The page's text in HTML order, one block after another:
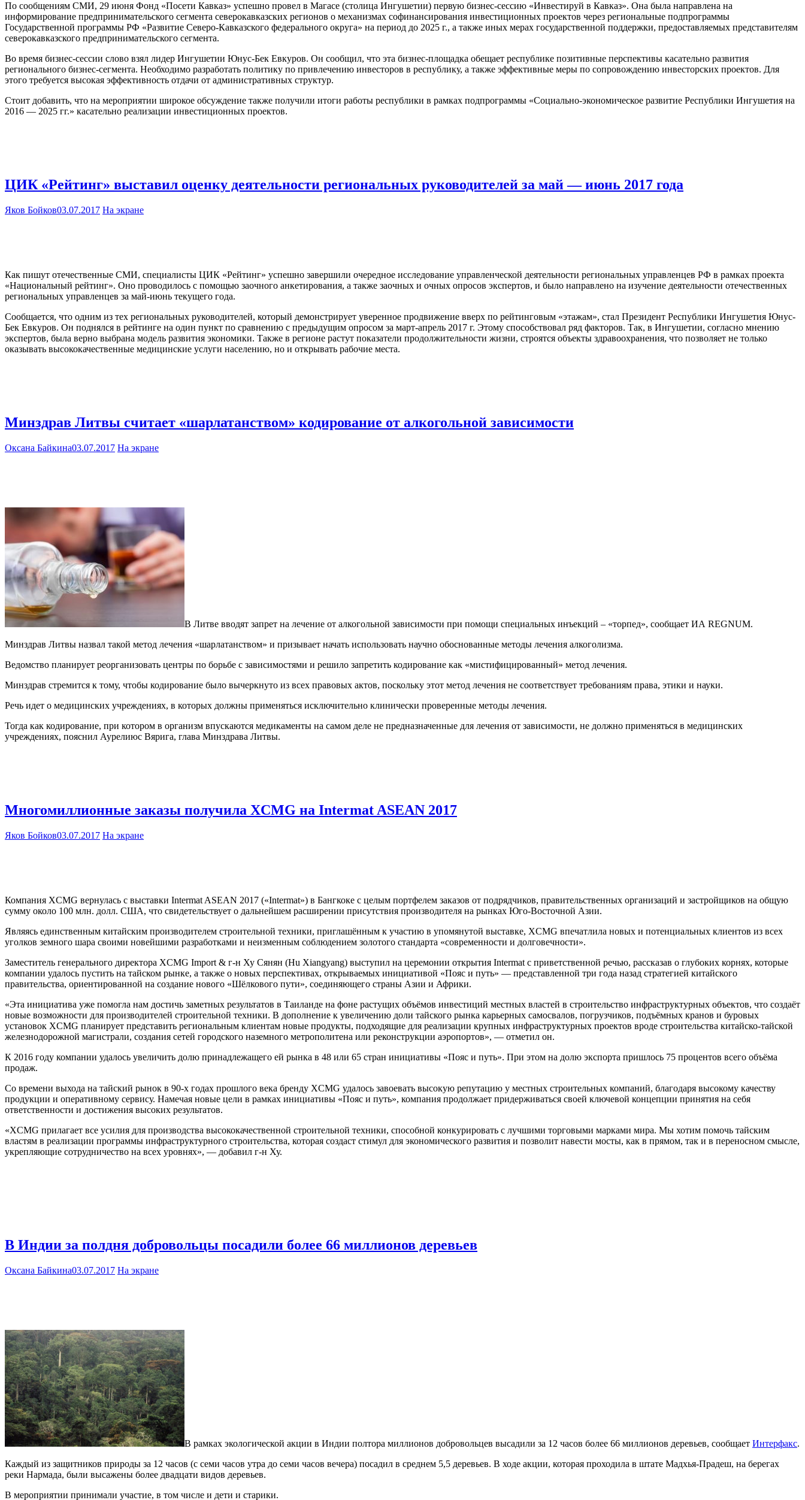
По сообщениям СМИ, 29 июня Фонд «Посети Кавказ» успешно провел в Магасе (столица Ингушетии) первую бизнес-сессию «Инвестируй в Кавказ». Она была направлена на
информирование предпринимательского сегмента северокавказских регионов о механизмах софинансирования инвестиционных проектов через региональные подпрограммы
Государственной программы РФ «Развитие Северо-Кавказского федерального округа» на период до 2025 г., а также иных мерах государственной поддержки, предоставляемых представителям
северокавказского предпринимательского сегмента.
Во время бизнес-сессии слово взял лидер Ингушетии Юнус-Бек Евкуров. Он сообщил, что эта бизнес-площадка обещает республике позитивные перспективы касательно развития
регионального бизнес-сегмента. Необходимо разработать политику по привлечению инвесторов в республику, а также эффективные меры по сопровождению инвесторских проектов. Для
этого требуется высокая эффективность отдачи от административных структур.
Стоит добавить, что на мероприятии широкое обсуждение также получили итоги работы республики в рамках подпрограммы «Социально-экономическое развитие Республики Ингушетия на
2016 — 2025 гг.» касательно реализации инвестиционных проектов.
ЦИК «Рейтинг» выставил оценку деятельности региональных руководителей за май — июнь 2017 года
Яков Бойков03.07.2017 На экране
Как пишут отечественные СМИ, специалисты ЦИК «Рейтинг» успешно завершили очередное исследование управленческой деятельности региональных управленцев РФ в рамках проекта
«Национальный рейтинг». Оно проводилось с помощью заочного анкетирования, а также заочных и очных опросов экспертов, и было направлено на изучение деятельности отечественных
региональных управленцев за май-июнь текущего года.
Сообщается, что одним из тех региональных руководителей, который демонстрирует уверенное продвижение вверх по рейтинговым «этажам», стал Президент Республики Ингушетия Юнус-
Бек Евкуров. Он поднялся в рейтинге на один пункт по сравнению с предыдущим опросом за март-апрель 2017 г. Этому способствовал ряд факторов. Так, в Ингушетии, согласно мнению
экспертов, была верно выбрана модель развития экономики. Также в регионе растут показатели продолжительности жизни, строятся объекты здравоохранения, что позволяет не только
оказывать высококачественные медицинские услуги населению, но и открывать рабочие места.
Минздрав Литвы считает «шарлатанством» кодирование от алкогольной зависимости
Оксана Байкина03.07.2017 На экране
В Литве вводят запрет на лечение от алкогольной зависимости при помощи специальных инъекций – «торпед», сообщает ИА REGNUM.
Минздрав Литвы назвал такой метод лечения «шарлатанством» и призывает начать использовать научно обоснованные методы лечения алкоголизма.
Ведомство планирует реорганизовать центры по борьбе с зависимостями и решило запретить кодирование как «мистифицированный» метод лечения.
Минздрав стремится к тому, чтобы кодирование было вычеркнуто из всех правовых актов, поскольку этот метод лечения не соответствует требованиям права, этики и науки.
Речь идет о медицинских учреждениях, в которых должны применяться исключительно клинически проверенные методы лечения.
Тогда как кодирование, при котором в организм впускаются медикаменты на самом деле не предназначенные для лечения от зависимости, не должно применяться в медицинских
учреждениях, пояснил Аурелиюс Вярига, глава Минздрава Литвы.
Многомиллионные заказы получила XCMG на Intermat ASEAN 2017
Яков Бойков03.07.2017 На экране
Компания XCMG вернулась с выставки Intermat ASEAN 2017 («Intermat») в Бангкоке с целым портфелем заказов от подрядчиков, правительственных организаций и застройщиков на общую
сумму около 100 млн. долл. США, что свидетельствует о дальнейшем расширении присутствия производителя на рынках Юго-Восточной Азии.
Являясь единственным китайским производителем строительной техники, приглашённым к участию в упомянутой выставке, XCMG впечатлила новых и потенциальных клиентов из всех
уголков земного шара своими новейшими разработками и неизменным соблюдением золотого стандарта «современности и долговечности».
Заместитель генерального директора XCMG Import & г-н Ху Сянян (Hu Xiangyang) выступил на церемонии открытия Intermat с приветственной речью, рассказав о глубоких корнях, которые
компании удалось пустить на тайском рынке, а также о новых перспективах, открываемых инициативой «Пояс и путь» — представленной три года назад стратегией китайского
правительства, ориентированной на создание нового «Шёлкового пути», соединяющего страны Азии и Африки.
«Эта инициатива уже помогла нам достичь заметных результатов в Таиланде на фоне растущих объёмов инвестиций местных властей в строительство инфраструктурных объектов, что создаёт
новые возможности для производителей строительной техники. В дополнение к увеличению доли тайского рынка карьерных самосвалов, погрузчиков, подъёмных кранов и буровых
установок XCMG планирует представить региональным клиентам новые продукты, подходящие для реализации крупных инфраструктурных проектов вроде строительства китайско-тайской
железнодорожной магистрали, создания сетей городского наземного метрополитена или реконструкции аэропортов», — отметил он.
К 2016 году компании удалось увеличить долю принадлежащего ей рынка в 48 или 65 стран инициативы «Пояс и путь». При этом на долю экспорта пришлось 75 процентов всего объёма
продаж.
Со времени выхода на тайский рынок в 90-х годах прошлого века бренду XCMG удалось завоевать высокую репутацию у местных строительных компаний, благодаря высокому качеству
продукции и оперативному сервису. Намечая новые цели в рамках инициативы «Пояс и путь», компания продолжает придерживаться своей ключевой концепции принятия на себя
ответственности и достижения высоких результатов.
«XCMG прилагает все усилия для производства высококачественной строительной техники, способной конкурировать с лучшими торговыми марками мира. Мы хотим помочь тайским
властям в реализации программы инфраструктурного строительства, которая создаст стимул для экономического развития и позволит навести мосты, как в прямом, так и в переносном смысле,
укрепляющие сотрудничество на всех уровнях», — добавил г-н Ху.
В Индии за полдня добровольцы посадили более 66 миллионов деревьев
Оксана Байкина03.07.2017 На экране
В рамках экологической акции в Индии полтора миллионов добровольцев высадили за 12 часов более 66 миллионов деревьев, сообщает Интерфакс.
Каждый из защитников природы за 12 часов (с семи часов утра до семи часов вечера) посадил в среднем 5,5 деревьев. В ходе акции, которая проходила в штате Мадхья-Прадеш, на берегах
реки Нармада, были высажены более двадцати видов деревьев.
В мероприятии принимали участие, в том числе и дети и старики.